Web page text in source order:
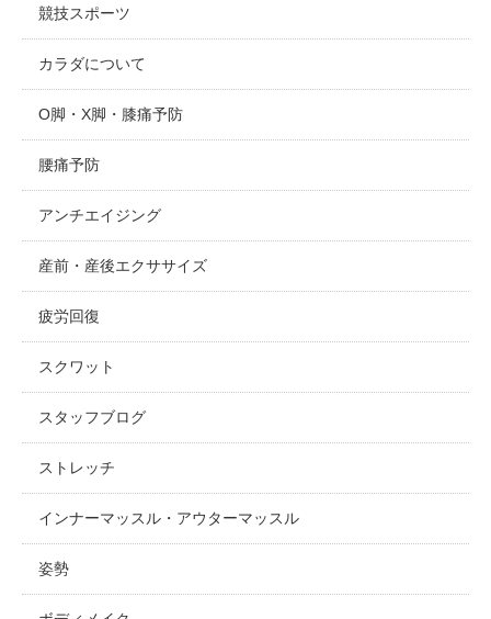
競技スポーツ
カラダについて
O脚・X脚・膝痛予防
腰痛予防
アンチエイジング
産前・産後エクササイズ
疲労回復
スクワット
スタッフブログ
ストレッチ
インナーマッスル・アウターマッスル
姿勢